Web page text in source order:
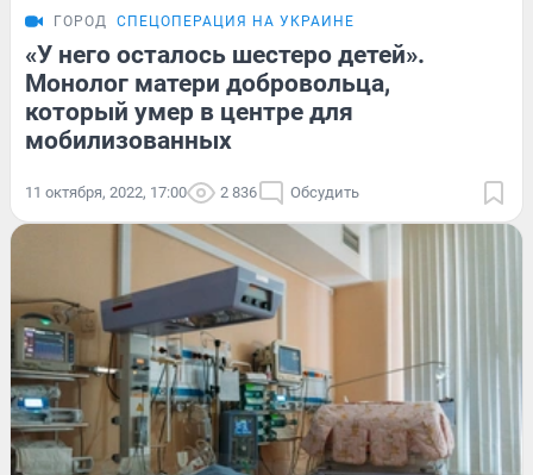
ГОРОД СПЕЦОПЕРАЦИЯ НА УКРАИНЕ
«У него осталось шестеро детей».
Монолог матери добровольца,
который умер в центре для
мобилизованных
11 октября, 2022, 17:00 2 836 Обсудить